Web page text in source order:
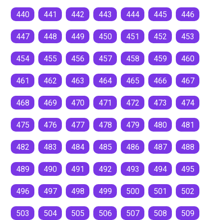
440 441 442 443 444 445 446
447 448 449 450 451 452 453
454 455 456 457 458 459 460
461 462 463 464 465 466 467
468 469 470 471 472 473 474
475 476 477 478 479 480 481
482 483 484 485 486 487 488
489 490 491 492 493 494 495
496 497 498 499 500 501 502
503 504 505 506 507 508 509